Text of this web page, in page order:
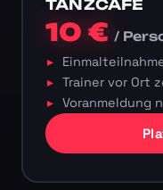
TANZCAFÉ
10 €/
Trainer vor Ort
Voranmeldung